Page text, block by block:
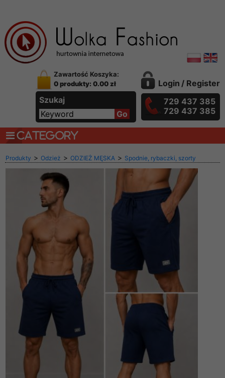
Zawartość Koszyka:
0 produkty: 0.00 zł
Szukaj
Login / Register
729 437 385
729 437 385
CATEGORY
Produkty > Odzież > ODZIEŻ MĘSKA > Spodnie, rybaczki, szorty